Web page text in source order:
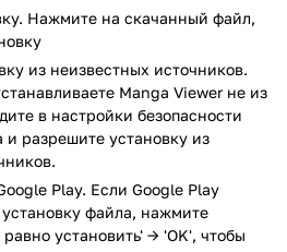
чтением.
себя лучшее приложение для
сэкономить огромное
Мы постарались подобрать
включающее в себя только
не имеющее ничего лишнего.
чтением манги на ваш вкус
Мы уверенны, что в этом
себя много интересного и
время. В наше время читать
Нажмите на скачанный файл,
из неизвестных источников.
Manga Viewer не из
в настройки безопасности
и разрешите установку из
Play. Если Google Play
файла, нажмите
установить' → 'OK', чтобы